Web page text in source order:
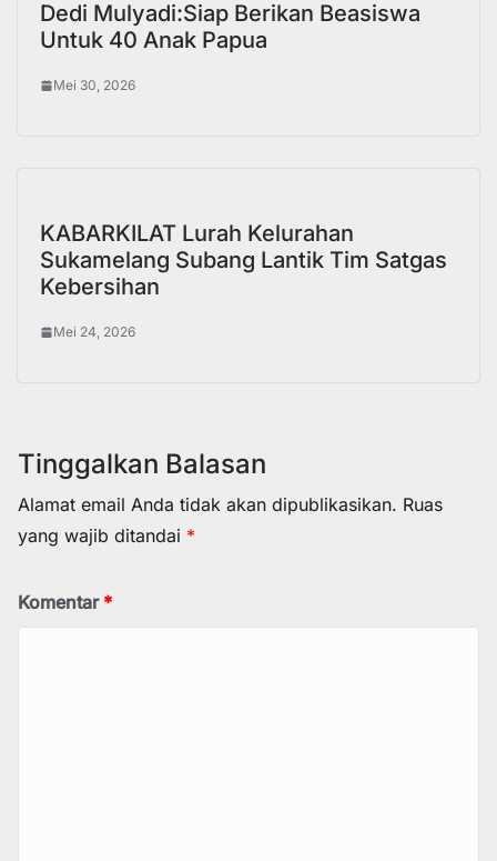
Dedi Mulyadi:Siap Berikan Beasiswa
Untuk 40 Anak Papua
Mei 30, 2026
KABARKILAT Lurah Kelurahan
Sukamelang Subang Lantik Tim Satgas
Kebersihan
Mei 24, 2026
Tinggalkan Balasan
Alamat email Anda tidak akan dipublikasikan. Ruas
yang wajib ditandai *
Komentar *